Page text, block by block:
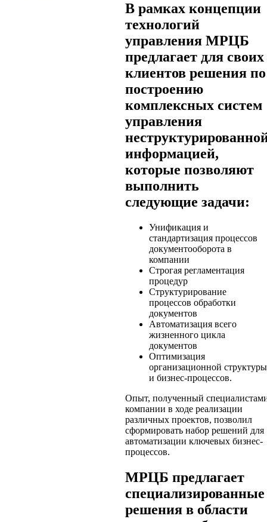
В рамках концепции
технологий
управления МРЦБ
предлагает для своих
клиентов решения по
построению
комплексных систем
управления
информацией,
которые позволяют
выполнить
следующие задачи:
Унификация и
стандартизация процессов
документооборота в
компании
Строгая регламентация
процедур
Структурирование
процессов обработки
документов
Автоматизация всего
жизненного цикла
документов
Оптимизация
организационной структуры
и бизнес-процессов.
Опыт, полученный
компании в ходе реализации
различных проектов, позволил
сформировать набор решений для
автоматизации ключевых бизнес-
процессов.
МРЦБ предлагает
специализированные
решения в области